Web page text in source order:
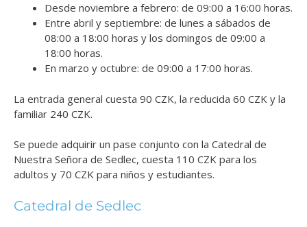
Desde noviembre a febrero: de 09:00 a 16:00 horas.
Entre abril y septiembre: de lunes a sábados de
08:00 a 18:00 horas y los domingos de 09:00 a
18:00 horas.
En marzo y octubre: de 09:00 a 17:00 horas.
La entrada general cuesta 90 CZK, la reducida 60 CZK y la
familiar 240 CZK.
Se puede adquirir un pase conjunto con la Catedral de
Nuestra Señora de Sedlec, cuesta 110 CZK para los
adultos y 70 CZK para niños y estudiantes.
Catedral de Sedlec